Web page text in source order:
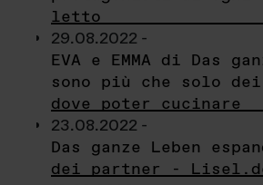
letto
29.08.2022 -
EVA e EMMA di Das
sono più che solo
dove poter cucinare
23.08.2022 -
Das ganze Leben
dei partner -